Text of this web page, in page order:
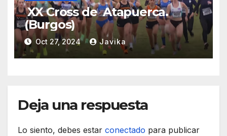
XX Cross de Atapuerca.
(Burgos)
Oct 27, 2024 Javika
Deja una respuesta
Lo siento, debes estar conectado para publicar